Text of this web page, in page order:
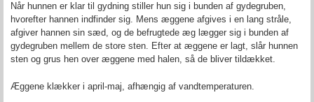
Når hunnen er klar til gydning stiller hun sig i bunden af gydegruben,
hvorefter hannen indfinder sig. Mens æggene afgives i en lang stråle,
afgiver hannen sin sæd, og de befrugtede æg lægger sig i bunden af
gydegruben mellem de store sten. Efter at æggene er lagt, slår hunnen
sten og grus hen over æggene med halen, så de bliver tildækket.
Æggene klækker i april-maj, afhængig af vandtemperaturen.